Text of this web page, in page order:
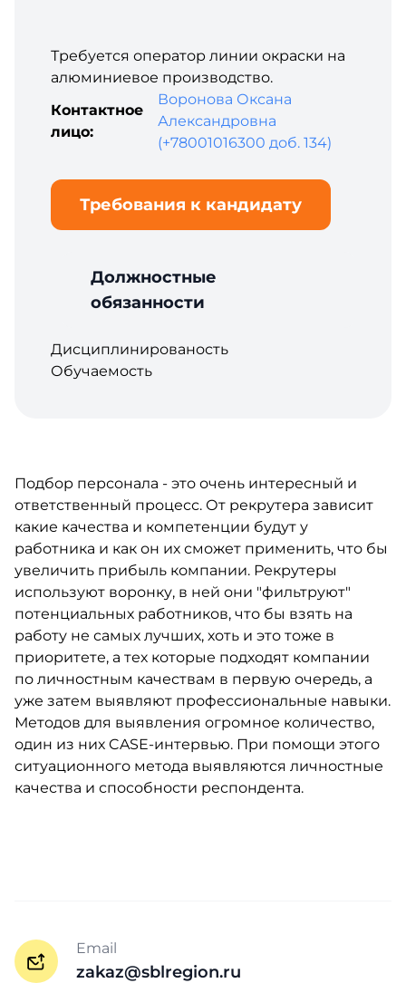
Требуется оператор линии окраски на
алюминиевое производство.
Контактное
лицо:
Воронова Оксана
Александровна
(+78001016300 доб. 134)
Требования к кандидату
Должностные
обязанности
Дисциплинированость
Обучаемость
Подбор персонала - это очень интересный и
ответственный процесс. От рекрутера зависит
какие качества и компетенции будут у
работника и как он их сможет применить, что бы
увеличить прибыль компании. Рекрутеры
используют воронку, в ней они "фильтруют"
потенциальных работников, что бы взять на
работу не самых лучших, хоть и это тоже в
приоритете, а тех которые подходят компании
по личностным качествам в первую очередь, а
уже затем выявляют профессиональные навыки.
Методов для выявления огромное количество,
один из них CASE-интервью. При помощи этого
ситуационного метода выявляются личностные
качества и способности респондента.
Email
zakaz@sblregion.ru